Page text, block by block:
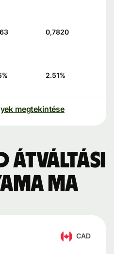
0,7820
% 2.51%
megtekintése
átváltási
ma
CAD